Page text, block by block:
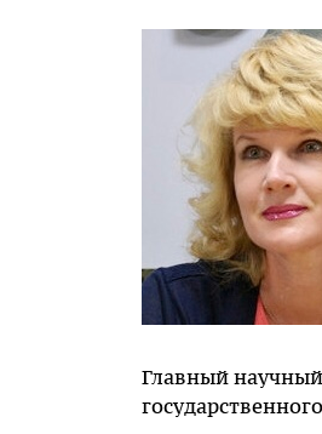
Главный